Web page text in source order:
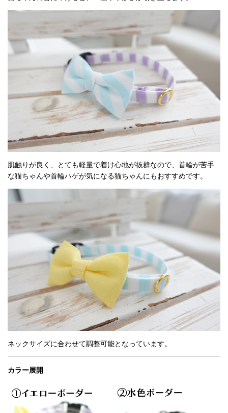
肌触りが良く、とても軽量で着け心地が抜群なので、首輪が苦手
な猫ちゃんや首輪ハゲが気になる猫ちゃんにもおすすめです。
ネックサイズに合わせて調整可能となっています。
カラー展開